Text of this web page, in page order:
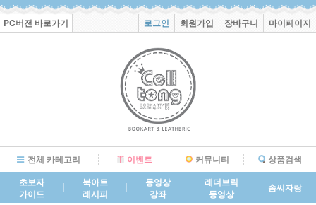
PC버전 바로가기 로그인 회원가입 장바구니 마이페이지
전체 카테고리 이벤트 커뮤니티
상품검색
초보자
가이드
북아트
레시피
동영상
강좌
레더브릭
동영상
솜씨자랑